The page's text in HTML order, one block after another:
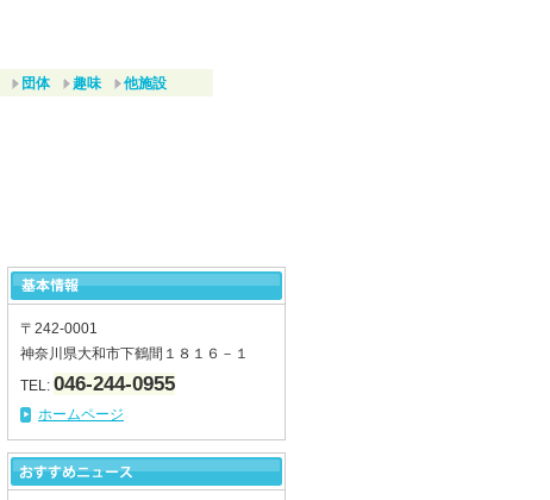
団体 趣味 他施設
〒242-0001
神奈川県大和市下鶴間１８１６－１
TEL: 046-244-0955
ホームページ